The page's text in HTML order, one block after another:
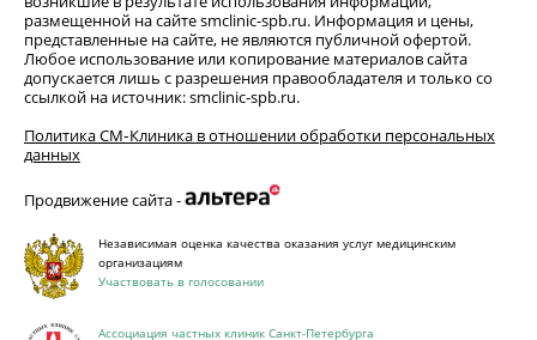
размещенной на сайте smclinic-spb.ru. Информация и цены,
представленные на сайте, не являются публичной офертой.
Любое использование или копирование материалов сайта
допускается лишь с разрешения правообладателя и только со
ссылкой на источник: smclinic-spb.ru.
Политика СМ‑Клиника в отношении обработки персональных
данных
Продвижение сайта -
Независимая оценка качества оказания услуг медицинским
организациям
Участвовать в голосовании
Ассоциация частных клиник Санкт-Петербурга